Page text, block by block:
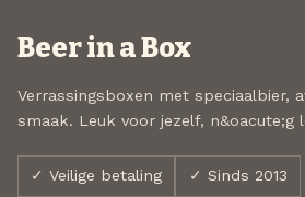
Beer in a Box
Verrassingsboxen met speciaalbier,
smaak. Leuk voor jezelf, n&oacute;g
✓ Veilige betaling ✓ Sinds 2013